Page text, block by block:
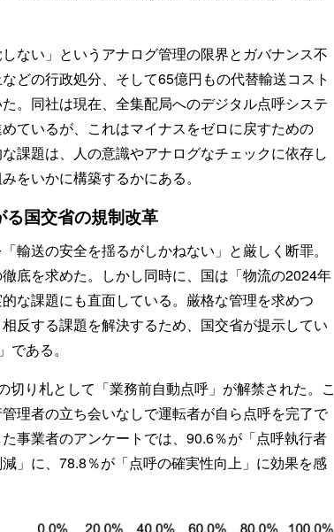
ない」というアナログ管理の限界とガバナンス不
どの行政処分、そして65億円もの代替輸送コスト
。同社は現在、全集配局へのデジタル点呼システ
ているが、これはマイナスをゼロに戻すための
課題は、人の意識やアナログなチェックに依存し
をいかに構築するかにある。
る国交省の規制改革
輸送の安全を揺るがしかねない」と厳しく断罪。
底を求めた。しかし同時に、国は「物流の2024年
な課題にも直面している。厳格な管理を求めつ
反する課題を解決するため、国交省が提示してい
ある。
切り札として「業務前自動点呼」が解禁された。こ
理者の立ち会いなしで運転者が自ら点呼を完了で
事業者のアンケートでは、90.6％が「点呼執行者
」に、78.8％が「点呼の確実性向上」に効果を感